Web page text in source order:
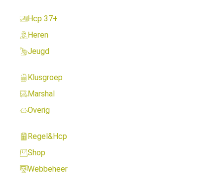
Hcp 37+
Heren
Jeugd
Klusgroep
Marshal
Overig
Regel&Hcp
Shop
Webbeheer